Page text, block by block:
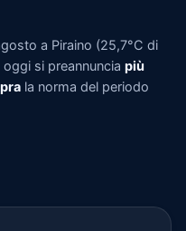
a Piraino (25,7°C di
si preannuncia più
la norma del periodo